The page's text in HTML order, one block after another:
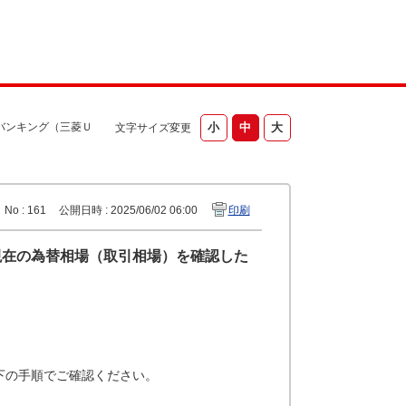
文字サイズ変更
ンキング（三菱Ｕ
No : 161 公開日時 : 2025/06/02 06:00 印刷
の為替相場（取引相場）を確認した
手順でご確認ください。